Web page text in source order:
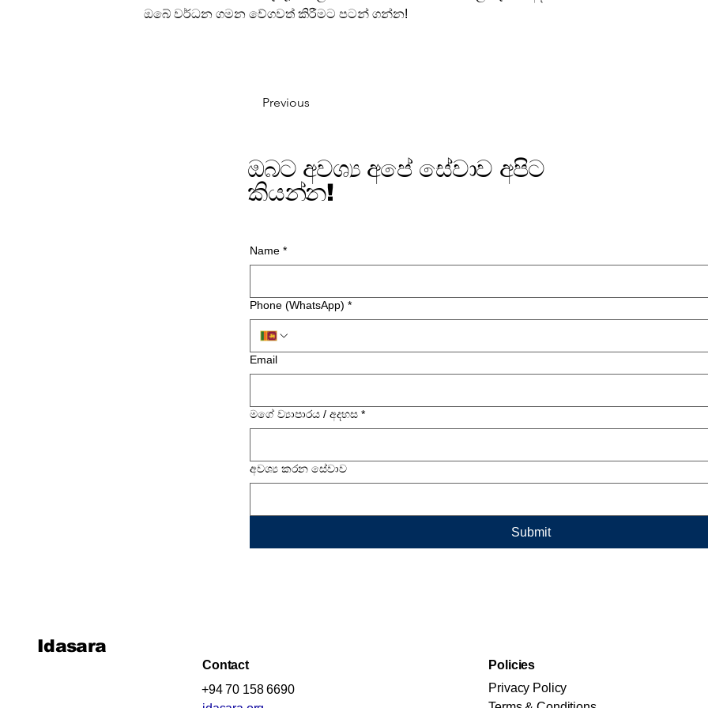
ඔබේ වර්ධන ගමන වේගවත් කිරීමට පටන් ගන්න!
Previous
ඔබට අවශ්‍ය අපේ සේවාව අපිට
කියන්න!
Name *
Phone (WhatsApp) *
Email
මගේ ව්‍යාපාරය / අදහස *
අවශ්‍ය කරන සේවාව
Submit
Idasara
Contact
+94 70 158 6690
Policies
Privacy Policy